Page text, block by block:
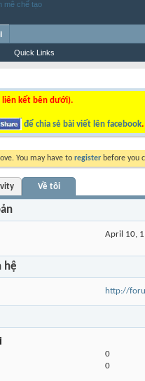
Quick Links
liên kết bên dưới).
để chia sẻ bài viết lên facebook.
You may have to register before you
Về tôi
April 10,
hệ
http://
0
0